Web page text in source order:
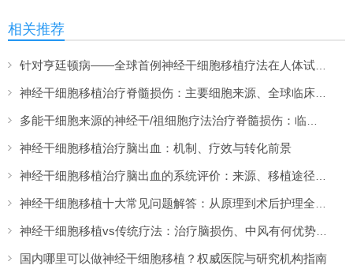
相关推荐
神经干细胞移植治疗脑出血：机制、疗效与转化前景
国内哪里可以做神经干细胞移植？权威医院与研究机构指南